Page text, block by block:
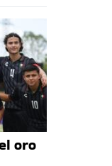
oro